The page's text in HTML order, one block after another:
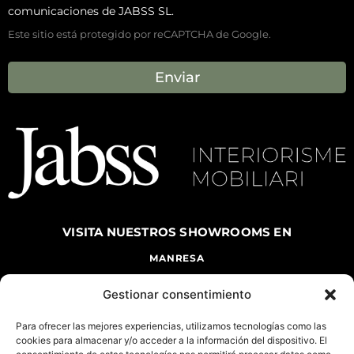
Gestionar consentimiento
Para ofrecer las mejores experiencias, utilizamos tecnologías como las
cookies para almacenar y/o acceder a la información del dispositivo. El
comunicaciones de JABSS SL.
Este sitio está protegido por reCAPTCHA de Google.
Enviar
VISITA NUESTROSSHOWROOMS EN
MANRESA
TEL. 938735266
DE LUNES A VIERNES DE 9 A 13 H Y DE 16 A
SÁBADO DE 10 A 14 H